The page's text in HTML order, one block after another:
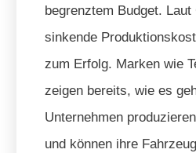
begrenztem Budget. Laut
sinkende
zum Erfolg. Marken wie
zeigen bereits, wie es
Unternehmen
und können ihre